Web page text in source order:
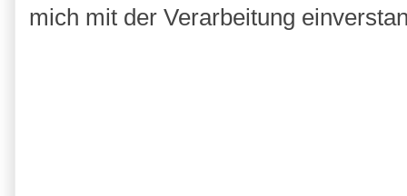
mich mit der Verarbeitung